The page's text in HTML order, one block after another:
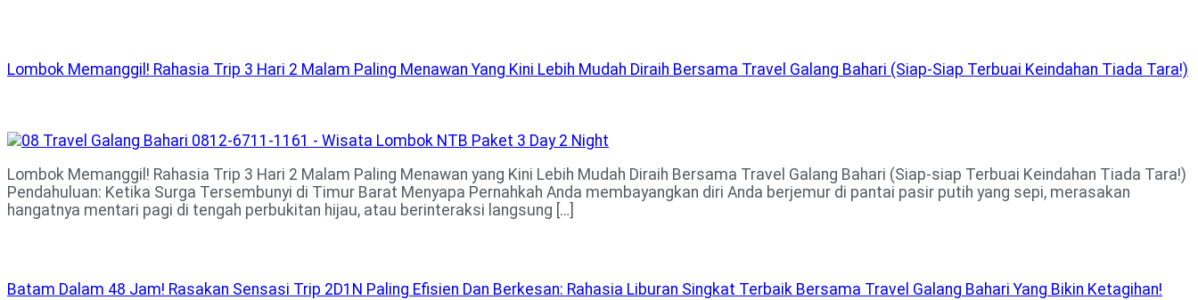
Lombok Memanggil! Rahasia Trip 3 Hari 2 Malam Paling Menawan Yang Kini Lebih Mudah Diraih Bersama Travel Galang Bahari (Siap-Siap Terbuai Keindahan Tiada Tara!)
Lombok Memanggil! Rahasia Trip 3 Hari 2 Malam Paling Menawan yang Kini Lebih Mudah Diraih Bersama Travel Galang Bahari (Siap-siap Terbuai Keindahan Tiada Tara!)
Pendahuluan: Ketika Surga Tersembunyi di Timur Barat Menyapa Pernahkah Anda membayangkan diri Anda berjemur di pantai pasir putih yang sepi, merasakan
hangatnya mentari pagi di tengah perbukitan hijau, atau berinteraksi langsung […]
Batam Dalam 48 Jam! Rasakan Sensasi Trip 2D1N Paling Efisien Dan Berkesan: Rahasia Liburan Singkat Terbaik Bersama Travel Galang Bahari Yang Bikin Ketagihan!